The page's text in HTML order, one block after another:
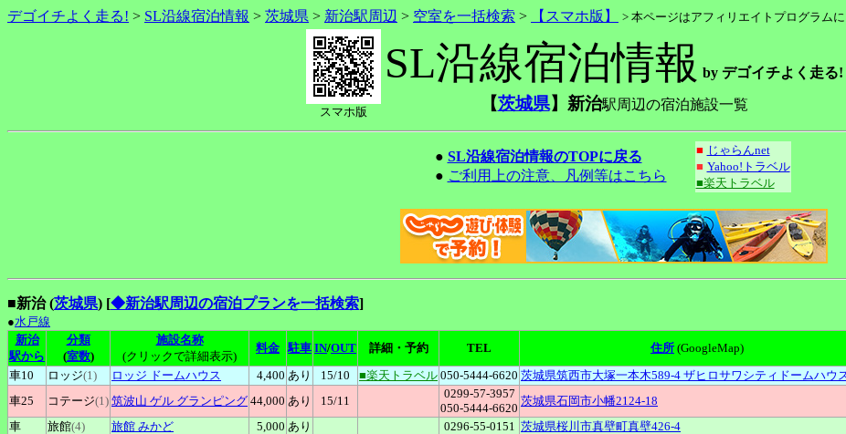
デゴイチよく走る! > SL沿線宿泊情報 > 茨城県 > 新治駅周辺 > 空室を一括検索 > 【スマホ版】 > 本ページはアフィリエイトプログラム
スマホ版
SL沿線宿泊情報 by デゴイチよく走る!
【茨城県】新治駅周辺の宿泊施設一覧
● SL沿線宿泊情報のTOPに戻る
● ご利用上の注意、凡例等はこちら
■ じゃらんnet
■ Yahoo!トラベル
■楽天トラベル
■新治 (茨城県) [◆新治駅周辺の宿泊プランを一括検索]
●水戸線
新治
駅から
分類
(室数)
施設名称
(クリックで詳細表示)
料金 駐車 IN/OUT 詳細・予約 TEL 住所 (GoogleMap)
車10
ロッジ(1) ロッジ ドームハウス 4,400 あり 15/10 ■楽天トラベル 050-5444-6620 茨城県筑西市大塚一本木589-4 ザヒロサワシティドームハウ
車25
コテージ(1) 筑波山 ゲル グランピング 44,000 あり 15/11
0299-57-3957
050-5444-6620
茨城県石岡市小幡2124-18
車
旅館(4) 旅館 みかど 5,000 あり 0296-55-0151 茨城県桜川市真壁町真壁426-4